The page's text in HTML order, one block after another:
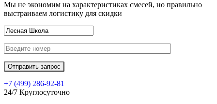
Мы не экономим на характеристиках смесей, но правильно
выстраиваем логистику для скидки
+7 (499) 286-92-81
24/7 Круглосуточно